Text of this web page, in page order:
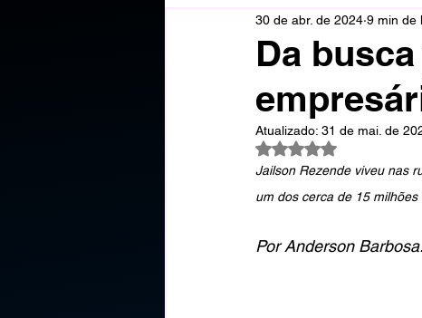
Da
30 de abr. de 2024 9 min de
Atualizado: 31 de mai. de
Avaliado com NaN de
Jailson Rezende viveu nas
um dos cerca de 15
Por Anderson Barbosa.